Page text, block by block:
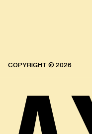
COPYRIGHT © 2026